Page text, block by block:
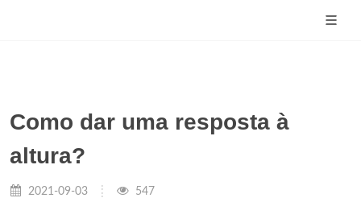
Como dar uma resposta à
altura?
2021-09-03 547